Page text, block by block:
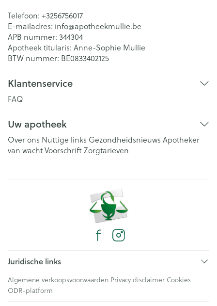
Telefoon: +3256756017
E-mailadres: info@apotheekmullie.be
APB nummer: 344304
Apotheek titularis: Anne-Sophie Mullie
BTW nummer: BE0833402125
Klantenservice
FAQ
Uw apotheek
Over ons Nuttige links Gezondheidsnieuws Apotheker
van wachtVoorschriftZorgtarieven
Juridische links
Algemene verkoopsvoorwaarden Privacy disclaimer Cookies
ODR-platform